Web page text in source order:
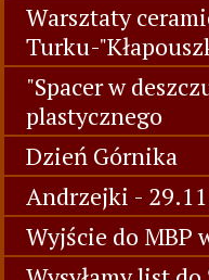
Warsztaty
Turku-
"Spacer w
plastycznego
Dzień Górnika
Andrzejki -
Wyjście do MBP